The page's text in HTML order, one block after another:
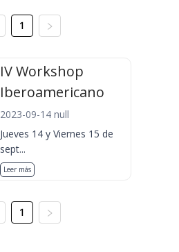
1
IV Workshop
Iberoamericano
2023-09-14 null
Jueves 14 y Viernes 15 de
sept...
Leer más
1